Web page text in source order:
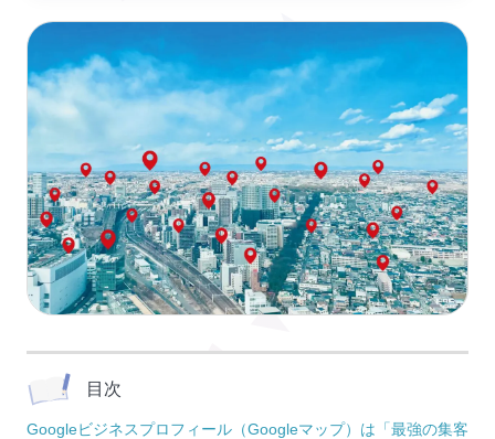
目次
Googleビジネスプロフィール（Googleマップ）は「最強の集客